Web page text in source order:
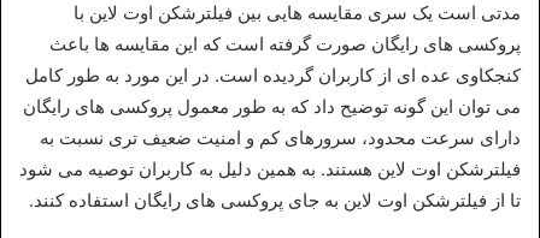
مدتی است یک سری مقایسه هایی بین فیلترشکن اوت لاین با
پروکسی‌ های رایگان صورت گرفته است که این مقایسه ها باعث
کنجکاوی عده‌ ای از کاربران گردیده است. در این مورد به طور کامل
می‌ توان این گونه توضیح داد که به طور معمول پروکسی‌ های رایگان
دارای سرعت محدود، سرورهای کم و امنیت ضعیف‌ تری نسبت به
فیلترشکن اوت لاین هستند. به همین دلیل به کاربران توصیه می‌ شود
تا از فیلترشکن اوت لاین به جای پروکسی‌ های رایگان استفاده کنند.